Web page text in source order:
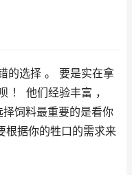
的选择 。 要是实在拿
！ 他们经验丰富 ，
饲料最重要的是看你
根据你的牲口的需求来